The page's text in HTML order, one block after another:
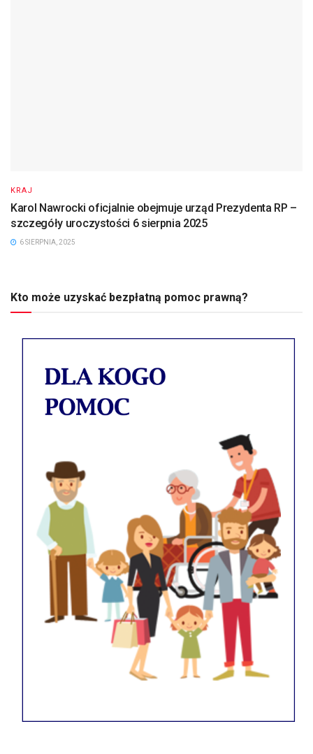
KRAJ
Karol Nawrocki oficjalnie obejmuje urząd Prezydenta RP –
szczegóły uroczystości 6 sierpnia 2025
6 SIERPNIA, 2025
Kto może uzyskać bezpłatną pomoc prawną?